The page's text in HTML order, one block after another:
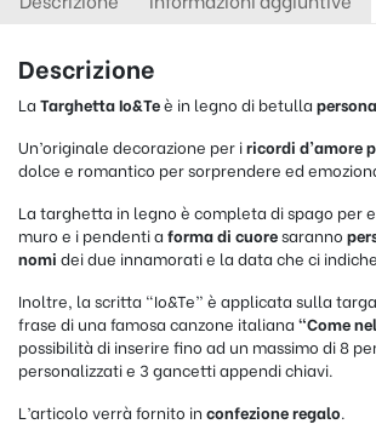
Descrizione
La Targhetta Io&Teè in legno di betulla
Un’originale decorazione per iricordi d’amore
dolce e romantico per sorprendere ed
La targhetta in legno è completa di spago per
muro e i pendenti a forma di cuoresaranno
nomi dei due innamorati e la data che ci
Inoltre, la scritta “Io&Te” è applicata sulla
frase di una famosa canzone italiana “Come
possibilità di inserire fino ad un massimo di 8
personalizzati e 3 gancetti appendi chiavi.
L’articolo verrà fornito in confezione regalo.